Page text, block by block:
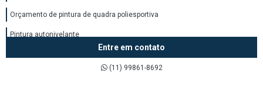
Orçamento de pintura de quadra poliesportiva
Pintura autonivelante
Entre em contato
(11) 99861-8692